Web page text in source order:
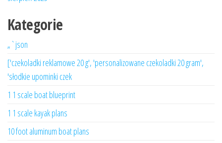
Kategorie
„`json
['czekoladki reklamowe 20 g', 'personalizowane czekoladki 20 gram',
'słodkie upominki czek
1 1 scale boat blueprint
1 1 scale kayak plans
10 foot aluminum boat plans